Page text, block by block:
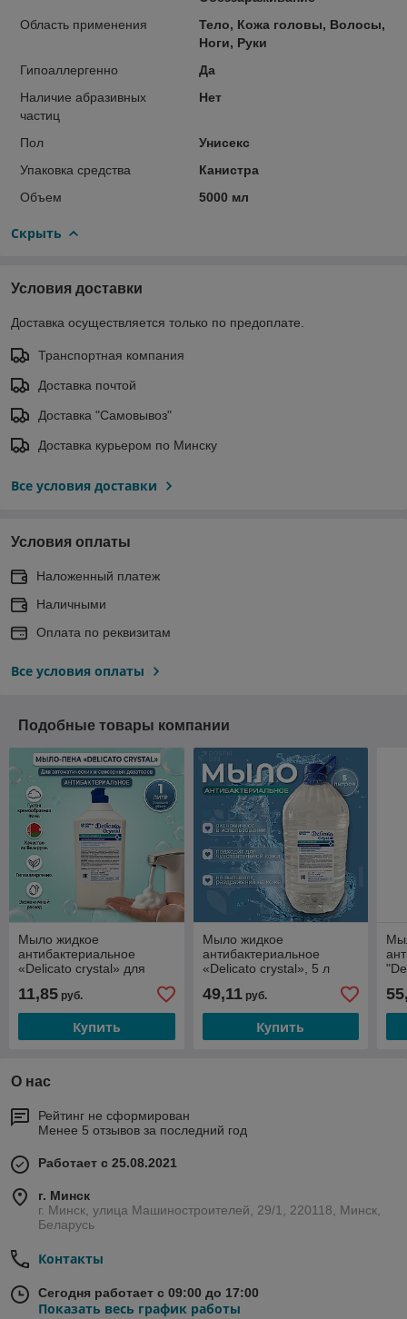
Область применения
Тело, Кожа головы, Волосы,
Ноги, Руки
Гипоаллергенно
Да
Наличие абразивных
частиц
Нет
Пол
Унисекс
Упаковка средства
Канистра
Объем
5000 мл
Скрыть
Условия доставки
Доставка осуществляется только по предоплате.
Транспортная компания
Доставка почтой
Доставка "Самовывоз"
Доставка курьером по Минску
Все условия доставки
Условия оплаты
Наложенный платеж
Наличными
Оплата по реквизитам
Все условия оплаты
Подобные товары компании
Мыло жидкое
антибактериальное
«Delicato crystal» для
11,85 руб.
Купить
Мыло жидкое
антибактериальное
«Delicato crystal», 5 л
49,11руб.
Купить
О нас
Рейтинг не сформирован
Менее 5 отзывов за последний год
Работает с 25.08.2021
г. Минск
г. Минск, улица Машиностроителей, 29/1, 220118, Минск,
Беларусь
Контакты
Сегодня работает с 09:00 до 17:00
Показать весь график работы